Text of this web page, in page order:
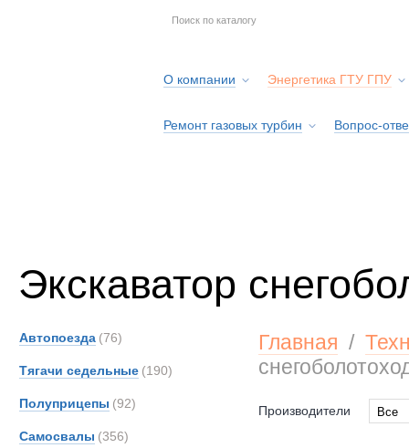
О компании Энергетика ГТУ ГПУ
Ремонт газовых турбин Вопрос-
Экскаватор
Автопоезда (76)
Тягачи седельные (190)
Полуприцепы (92)
Самосвалы (356)
Главная /
Производители
Все